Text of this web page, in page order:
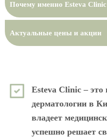
Почему именно Esteva Clinic
Актуальные цены и акции
Esteva Clinic – это
дерматологии в
владеет
успешно решает